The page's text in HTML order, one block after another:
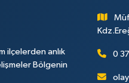
ilçelerden anlık
Bölgenin
0